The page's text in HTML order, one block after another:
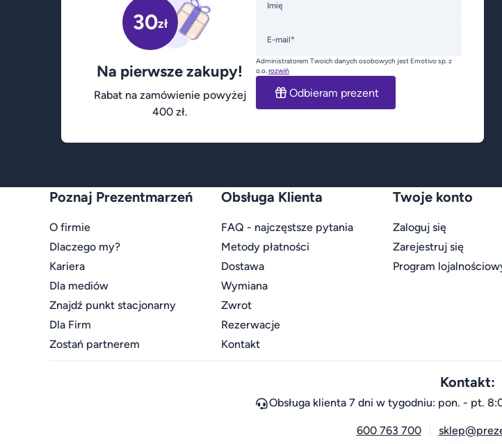
30zł
Na pierwsze zakupy!
Rabat na zamówienie powyżej
400 zł.
Imię
E-mail*
Administratorem Twoich danych osobowych jest Emotivo sp. z
o.o.rozwiń
Odbieram prezent
Poznaj Prezentmarzeń
O firmie
Dlaczego my?
Kariera
Dla mediów
Znajdź punkt stacjonarny
Dla Firm
Zostań partnerem
Obsługa Klienta
FAQ - najczęstsze pytania
Metody płatności
Dostawa
Wymiana
Zwrot
Rezerwacje
Kontakt
Twoje konto
Zaloguj się
Zarejestruj się
Program
Kontakt:
Obsługa klienta 7 dni w tygodniu: pon. - pt.
600 763 700